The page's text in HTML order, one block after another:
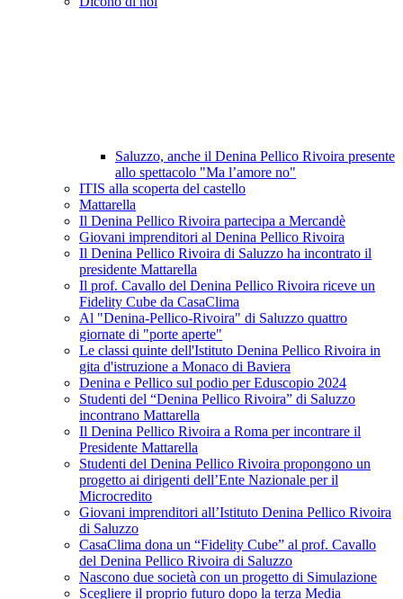
Saluzzo, anche il Denina Pellico Rivoira presente
allo spettacolo "Ma l’amore no"
ITIS alla scoperta del castello
Mattarella
Il Denina Pellico Rivoira partecipa a Mercandè
Giovani imprenditori al Denina Pellico Rivoira
Il Denina Pellico Rivoira di Saluzzo ha incontrato il
presidente Mattarella
Il prof. Cavallo del Denina Pellico Rivoira riceve un
Fidelity Cube da CasaClima
Al "Denina-Pellico-Rivoira" di Saluzzo quattro
giornate di "porte aperte"
Le classi quinte dell'Istituto Denina Pellico Rivoira in
gita d'istruzione a Monaco di Baviera
Denina e Pellico sul podio per Eduscopio 2024
Studenti del “Denina Pellico Rivoira” di Saluzzo
incontrano Mattarella
Il Denina Pellico Rivoira a Roma per incontrare il
Presidente Mattarella
Studenti del Denina Pellico Rivoira propongono un
progetto ai dirigenti dell’Ente Nazionale per il
Microcredito
Giovani imprenditori all’Istituto Denina Pellico Rivoira
di Saluzzo
CasaClima dona un “Fidelity Cube” al prof. Cavallo
del Denina Pellico Rivoira di Saluzzo
Nascono due società con un progetto di Simulazione
Scegliere il proprio futuro dopo la terza Media